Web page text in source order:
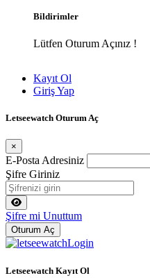
Bildirimler
Lütfen Oturum Açınız !
Kayıt Ol
Giriş Yap
Letseewatch Oturum Aç
×
E-Posta Adresiniz
Şifre Giriniz
Şifre mi Unuttum
Oturum Aç
Letseewatch Kayıt Ol